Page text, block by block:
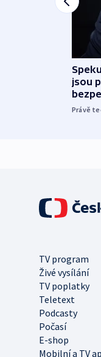
jsou
Právě
TV program
Živé vysílání
TV poplatky
Teletext
Podcasty
Počasí
E-shop
Mobilní a TV